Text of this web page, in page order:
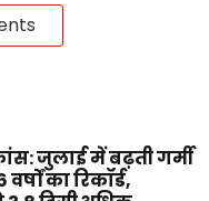
जुलाई में बढ़ती गर्मी
का रिकॉर्ड,